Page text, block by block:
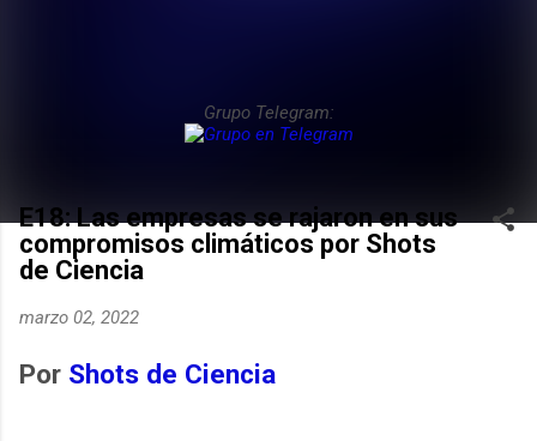
Grupo Telegram:
E18: Las empresas se rajaron en sus
compromisos climáticos por Shots
de Ciencia
marzo 02, 2022
Por Shots de Ciencia